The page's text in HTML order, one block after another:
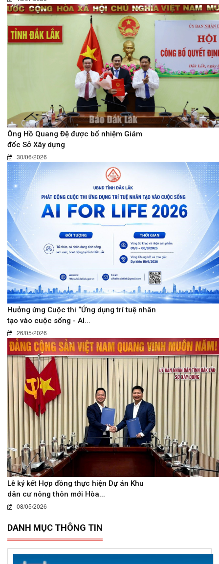
Ông Hồ Quang Đệ được bổ nhiệm Giám
đốc Sở Xây dựng
30/06/2026
Hưởng ứng Cuộc thi “Ứng dụng trí tuệ nhân
tạo vào cuộc sống - AI...
26/05/2026
Lễ ký kết Hợp đồng thực hiện Dự án Khu
dân cư nông thôn mới Hòa...
08/05/2026
DANH MỤC THÔNG TIN